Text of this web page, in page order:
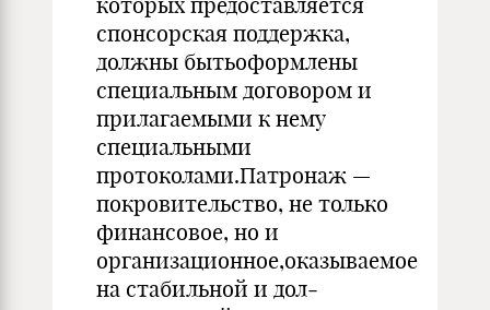
спонсорская поддержка,
должны бытьоформлены
специальным договором и
прилагаемыми к нему
специальными
протоколами.Патронаж —
покровительство, не только
финансовое, но и
организационное,оказываемое
на стабильной и дол­